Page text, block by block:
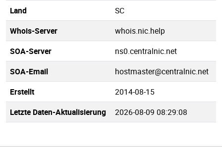
Land
SC
Whois-Server
whois.nic.help
SOA-Server
ns0.centralnic.net
SOA-Email
hostmaster@centralnic.net
Erstellt
2014-08-15
Letzte Daten-Aktualisierung
2026-08-09 08:29:08